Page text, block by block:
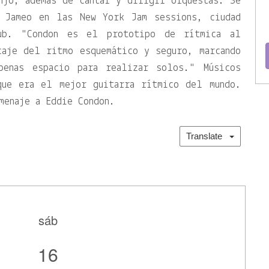
en las New York Jam sessions, ciudad
Condon es el prototipo de rítmica al
del ritmo esquemático y seguro, marcando
espacio para realizar solos.
Músicos
era el mejor guitarra rítmico del mundo.
a Eddie Condon.
Translate
sáb
16